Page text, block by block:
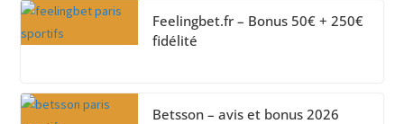
Feelingbet.fr – Bonus 50€ + 250€
fidélité
Betsson – avis et bonus 2026